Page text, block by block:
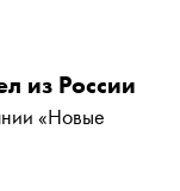
из России
«Новые